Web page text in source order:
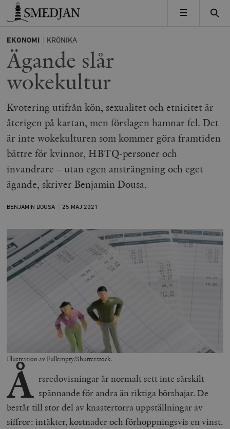
Timbro
MENY
EKONOMI KRÖNIKA
Ägande slår
wokekultur
Kvotering utifrån kön, sexualitet och etnicitet är
återigen på kartan, men förslagen hamnar fel. Det
är inte wokekulturen som kommer göra framtiden
bättre för kvinnor, HBTQ-personer och
invandrare – utan egen ansträngning och eget
ägande, skriver Benjamin Dousa.
BENJAMIN DOUSA 25 MAJ 2021
Illustration avFullempty/Shutterstock.
Å rsredovisningar är normalt sett inte särskilt
spännande för andra än riktiga börshajar. De
består till stor del av knastertorra uppställningar av
siffror: intäkter, kostnader och förhoppningsvis en vinst.